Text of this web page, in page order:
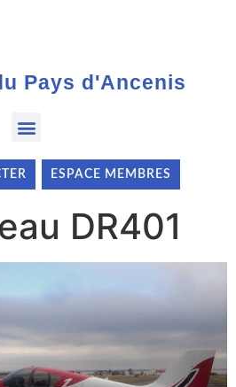
Pays d'Ancenis
ESPACE MEMBRES
DR401